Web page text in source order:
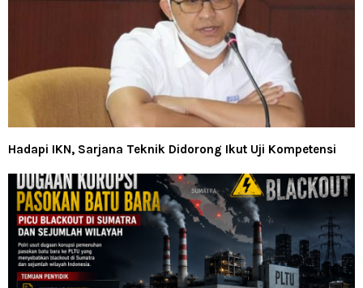
Hadapi IKN, Sarjana Teknik Didorong Ikut Uji Kompetensi